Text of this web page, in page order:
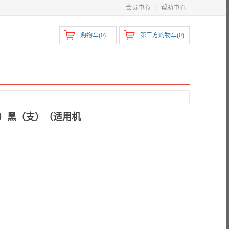
会员中心 帮助中心
第三方购物车(0)
购物车(0)
黑（支）（适用机